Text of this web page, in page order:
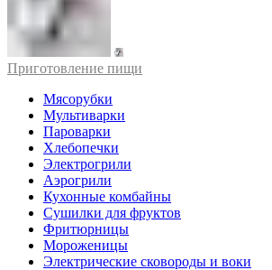
Приготовление пищи
Мясорубки
Мультиварки
Пароварки
Хлебопечки
Электрогрили
Аэрогрили
Кухонные комбайны
Сушилки для фруктов
Фритюрницы
Мороженицы
Электрические сковороды и воки